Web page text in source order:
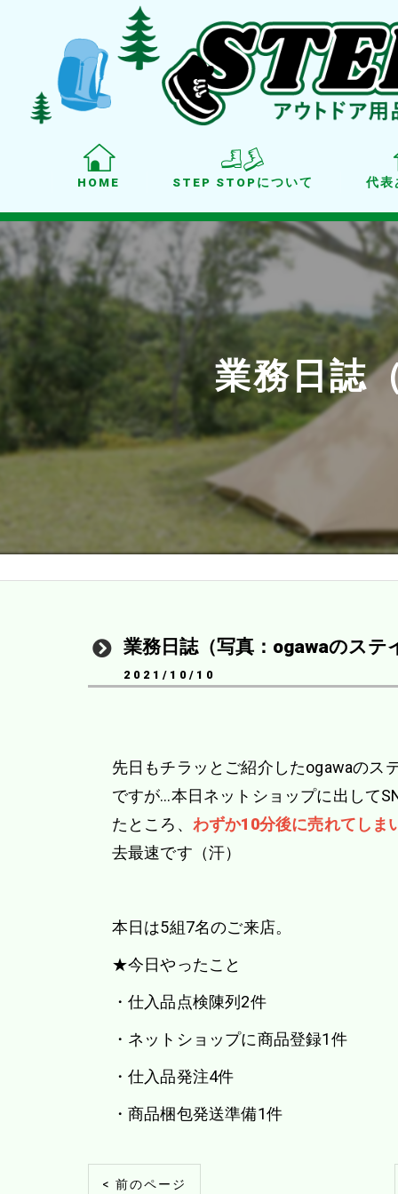
HOME STEP STOPについて 代表
業務日誌
業務日誌（写真：ogawaのステ
2021/10/10
先日もチラッとご紹介したogawaのス
ですが…本日ネットショップに出して
たところ、 わずか10分後に売れてしま
去最速です（汗）
本日は5組7名のご来店。
★今日やったこと
・仕入品点検陳列2件
・ネットショップに商品登録1件
・仕入品発注4件
・商品梱包発送準備1件
< 前のページ